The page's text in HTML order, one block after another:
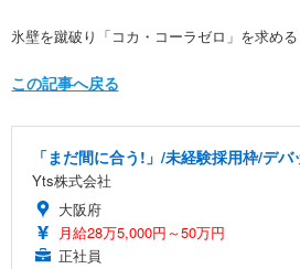
氷壁を蹴破り「コカ・コーラゼロ」を求める
この記事へ戻る
「まだ間に合う!」/未経験採用枠/デ
Yts株式会社
大阪府
月給28万5,000円～50万円
正社員